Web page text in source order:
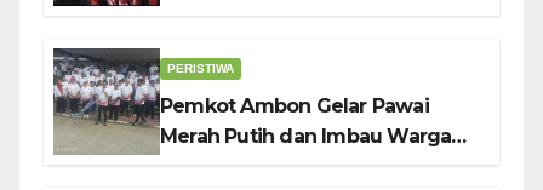
PERISTIWA
Pemkot Ambon Gelar Pawai
Merah Putih dan Imbau Warga